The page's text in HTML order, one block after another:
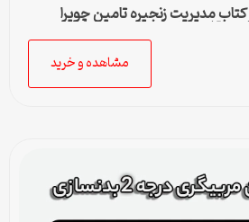
دانلود ترجمه فصل 13 کتاب مدیریت زنجیره تامین چوپرا
مشاهده و خرید